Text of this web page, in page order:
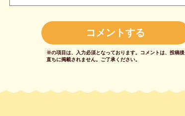
※の項目は、入力必須となっております。 コメントは、投稿後
直ちに掲載されません。 ご了承ください。